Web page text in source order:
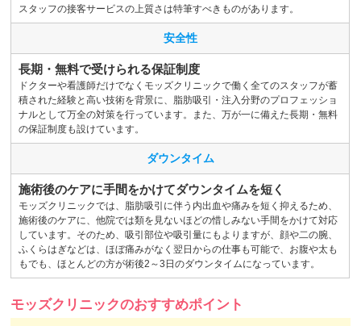
スタッフの接客サービスの上質さは特筆すべきものがあります。
安全性
長期・無料で受けられる保証制度
ドクターや看護師だけでなくモッズクリニックで働く全てのスタッフが蓄
積された経験と高い技術を背景に、脂肪吸引・注入分野のプロフェッショ
ナルとして万全の対策を行っています。また、万が一に備えた長期・無料
の保証制度も設けています。
ダウンタイム
施術後のケアに手間をかけてダウンタイムを短く
モッズクリニックでは、脂肪吸引に伴う内出血や痛みを短く抑えるため、
施術後のケアに、他院では類を見ないほどの惜しみない手間をかけて対応
しています。そのため、吸引部位や吸引量にもよりますが、顔や二の腕、
ふくらはぎなどは、ほぼ痛みがなく翌日からの仕事も可能で、お腹や太も
もでも、ほとんどの方が術後2～3日のダウンタイムになっています。
モッズクリニックのおすすめポイント